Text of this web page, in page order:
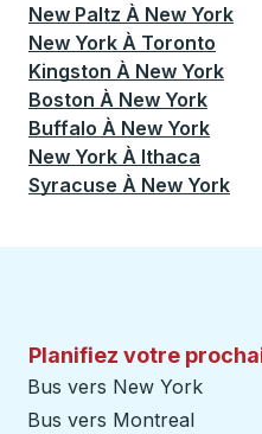
New Paltz À New York
New York À Toronto
Kingston À New York
Boston À New York
Buffalo À New York
New York À Ithaca
Syracuse À New York
Planifiez votre
Bus vers New York
Bus vers Montreal